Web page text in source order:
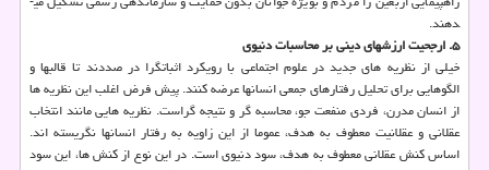
دهند.
۵. ارجحیت ارزشهای دینی بر محاسبات دنیوی
خیلی از نظریه های جدید در علوم اجتماعی با رویكرد اثبات­گرا در صددند تا قالب­ها و
الگوهایی برای تحلیل رفتارهای جمعی انسان­ها عرضه كنند. پیش فرض اغلب این نظریه ها
از انسان مدرن، فردی منفعت جو، محاسبه گر و نتیجه گراست. نظریه هایی مانند انتخاب
عقلانی و عقلانیت معطوف به هدف، عموما از این زاویه به رفتار انسان­ها نگریسته اند.
اساس كنش عقلانی معطوف به هدف، سود دنیوی است. در این نوع از كنش ­ها، این سود